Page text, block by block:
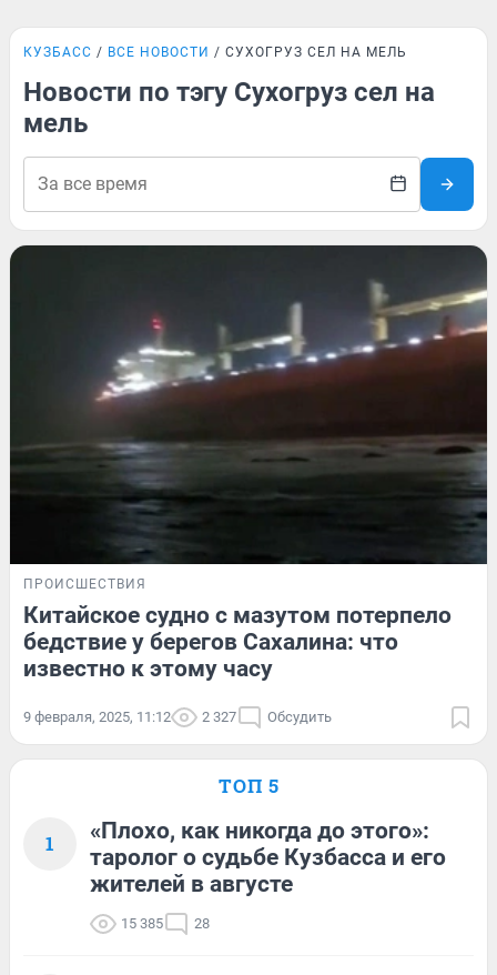
КУЗБАСС ВСЕ НОВОСТИ СУХОГРУЗ СЕЛ НА МЕЛЬ
Новости по тэгу Сухогруз сел на
мель
ПРОИСШЕСТВИЯ
Китайское судно с мазутом потерпело
бедствие у берегов Сахалина: что
известно к этому часу
9 февраля, 2025, 11:12 2 327 Обсудить
ТОП 5
1
«Плохо, как никогда до этого»:
таролог о судьбе Кузбасса и его
жителей в августе
15 385 28